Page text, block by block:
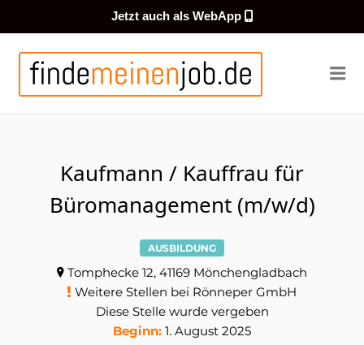
Jetzt auch als WebApp
Kaufmann / Kauffrau für
Büromanagement (m/w/d)
AUSBILDUNG
Tomphecke 12, 41169 Mönchengladbach
Weitere Stellen bei Rönneper GmbH
Diese Stelle wurde vergeben
Beginn: 1. August 2025